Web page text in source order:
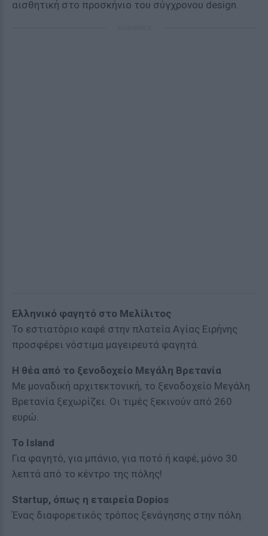
αισθητική στο προσκήνιο του σύγχρονου design.
Ελληνικό φαγητό στο Μελίλιτος
Το εστιατόριο καφέ στην πλατεία Αγίας Ειρήνης
προσφέρει νόστιμα μαγειρευτά φαγητά.
Η θέα από το ξενοδοχείο Μεγάλη Βρετανία
Με μοναδική αρχιτεκτονική, το ξενοδοχείο Μεγάλη
Βρετανία ξεχωρίζει. Οι τιμές ξεκινούν από 260
ευρώ.
Το Island
Για φαγητό, για μπάνιο, για ποτό ή καφέ, μόνο 30
λεπτά από το κέντρο της πόλης!
Startup, όπως η εταιρεία Dopios
Ένας διαφορετικός τρόπος ξενάγησης στην πόλη.